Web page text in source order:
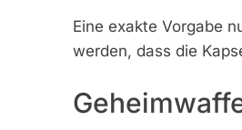
Eine exakte Vorgabe
werden, dass die